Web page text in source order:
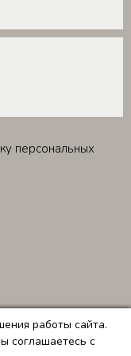
персональных
работы сайта.
соглашаетесь с